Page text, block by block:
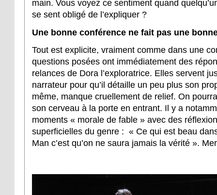
main. Vous voyez ce sentiment quand
se sent obligé de l’expliquer ?
Une bonne conférence ne fait pas une
Tout est explicite, vraiment comme dans une
questions posées ont immédiatement des
relances de Dora l’exploratrice. Elles servent
narrateur pour qu’il détaille un peu plus son
même, manque cruellement de relief. On
son cerveau à la porte en entrant. Il y a
moments « morale de fable » avec des
superficielles du genre : « Ce qui est beau
Man c’est qu’on ne saura jamais la vérité ».